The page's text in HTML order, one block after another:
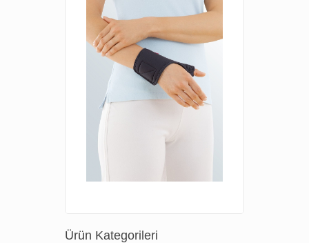
Ürün Kategorileri